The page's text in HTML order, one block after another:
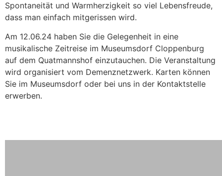
Spontaneität und Warmherzigkeit so viel Lebensfreude,
dass man einfach mitgerissen wird.
Am 12.06.24 haben Sie die Gelegenheit in eine
musikalische Zeitreise im Museumsdorf Cloppenburg
auf dem Quatmannshof einzutauchen. Die Veranstaltung
wird organisiert vom Demenznetzwerk. Karten können
Sie im Museumsdorf oder bei uns in der Kontaktstelle
erwerben.